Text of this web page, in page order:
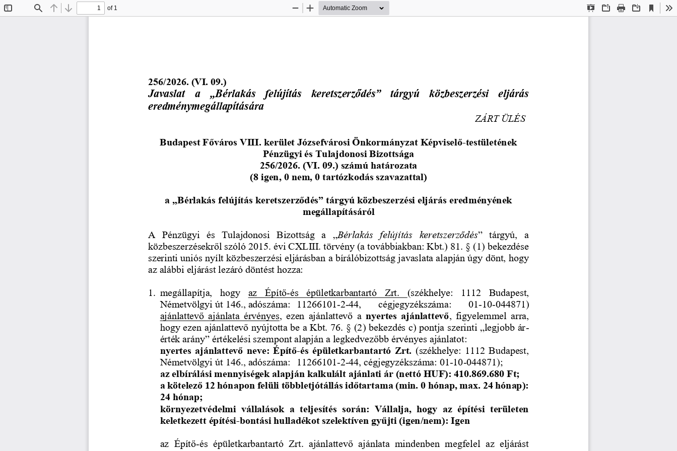
Find Previous
Next
of 1
Presentation
OpenPrint Download
Current
View
Zoom
Zoom
256/2026. (VI. 09.)
Javaslat  a  „Bérlakás  felújítás  keretszerződés”  tárgyú  közbeszerzési  eljárás
eredménymegállapítására
ZÁRT ÜLÉS
Budapest Főváros VIII. kerület Józsefvárosi Önkormányzat Képviselő-testületének
Pénzügyi és Tulajdonosi Bizottsága
256/2026. (VI. 09.) számú határozata
(8 igen, 0 nem, 0 tartózkodás szavazattal)
a „Bérlakás felújítás keretszerződés” tárgyú közbeszerzési eljárás eredményének
megállapításáról
A  Pénzügyi  és  Tulajdonosi  Bizottság  a  „Bérlakás  felújítás  keretszerződés”  tárgyú,  a
közbeszerzésekről szóló 2015. évi CXLIII. törvény (a továbbiakban: Kbt.) 81. § (1) bekezdése
szerinti uniós nyílt közbeszerzési eljárásban a bírálóbizottság javaslata alapján úgy dönt, hogy
az alábbi eljárást lezáró döntést hozza:
1. megállapítja,  hogy az  Építő-és  épületkarbantartó  Zrt.
(székhelye:  1112  Budapest,
Németvölgyi út 146., adószáma:
11266101-2-44,   cégjegyzékszáma:   01-10-044871)
ajánlattevő ajánlata érvényes, ezen ajánlattevő a nyertes  ajánlattevő,  figyelemmel  arra,
hogy ezen ajánlattevő nyújtotta be a Kbt. 76. § (2) bekezdés c) pontja szerinti „legjobb ár-
érték arány” értékelési szempont alapján a legkedvezőbb érvényes ajánlatot:
nyertes ajánlattevő neve: Építő-és épületkarbantartó Zrt. (székhelye: 1112 Budapest,
Németvölgyi út 146., adószáma:
11266101-2-44, cégjegyzékszáma: 01-10-044871);
az elbírálási mennyiségek alapján kalkulált ajánlati ár (nettó HUF): 410.869.680 Ft;
a kötelező 12 hónapon felüli többletjótállás időtartama (min. 0 hónap, max. 24 hónap):
24 hónap;
környezetvédelmi  vállalások  a  teljesítés  során:  Vállalja,  hogy  az  építési  területen
keletkezett építési-bontási hulladékot szelektíven gyűjti (igen/nem): Igen
az  Építő-és  épületkarbantartó  Zrt.  ajánlattevő  ajánlata  mindenben  megfelel  az  eljárást